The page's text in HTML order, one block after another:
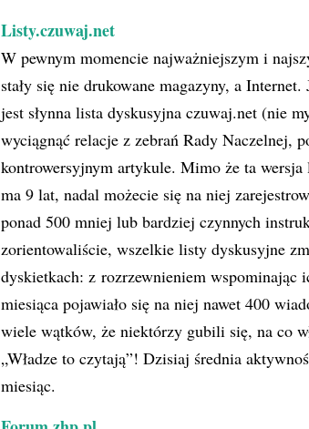
Listy.czuwaj.net
W pewnym momencie najważniejszym i
stały się nie drukowane magazyny, a
jest słynna lista dyskusyjna czuwaj.net (nie
wyciągnąć relacje z zebrań Rady Naczelnej,
kontrowersyjnym artykule. Mimo że ta
ma 9 lat, nadal możecie się na niej
ponad 500 mniej lub bardziej czynnych
zorientowaliście, wszelkie listy dyskusyjne
dyskietkach: z rozrzewnieniem wspominając
miesiąca pojawiało się na niej nawet 400
wiele wątków, że niektórzy gubili się, na co
„Władze to czytają”! Dzisiaj średnia
miesiąc.